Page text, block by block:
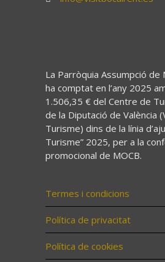
La Parròquia Assumpció de
ha comptat en l’any 2025
1.506,35 € del Centre de
de la Diputació de València
Turisme) dins de la línia
Turisme” 2025, per a la
promocional de MOCB.
Termes i condicions
Política de privacitat
Política de cookies